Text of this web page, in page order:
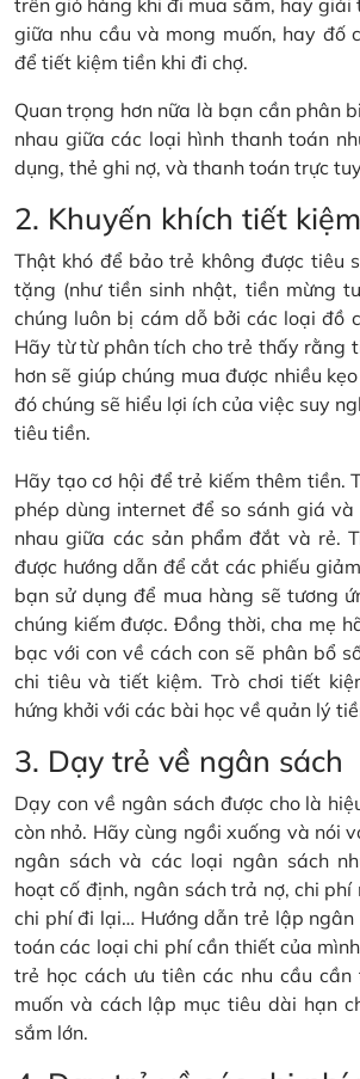
trên giỏ hàng khi đi mua sắm, hay giải
giữa nhu cầu và mong muốn, hay đố
để tiết kiệm tiền khi đi chợ.
Quan trọng hơn nữa là bạn cần phân
nhau giữa các loại hình thanh toán
dụng, thẻ ghi nợ, và thanh toán trực
2. Khuyến khích tiết kiệm
Thật khó để bảo trẻ không được tiêu
tặng (như tiền sinh nhật, tiền mừng
chúng luôn bị cám dỗ bởi các loại đồ
Hãy từ từ phân tích cho trẻ thấy rằng
hơn sẽ giúp chúng mua được nhiều
đó chúng sẽ hiểu lợi ích của việc suy
tiêu tiền.
Hãy tạo cơ hội để trẻ kiếm thêm tiền.
phép dùng internet để so sánh giá
nhau giữa các sản phẩm đắt và rẻ.
được hướng dẫn để cắt các phiếu
bạn sử dụng để mua hàng sẽ tương
chúng kiếm được. Đồng thời, cha mẹ
bạc với con về cách con sẽ phân bổ
chi tiêu và tiết kiệm. Trò chơi tiết
hứng khởi với các bài học về quản lý
3. Dạy trẻ về ngân sách
Dạy con về ngân sách được cho là
còn nhỏ. Hãy cùng ngồi xuống và nói
ngân sách và các loại ngân sách
hoạt cố định, ngân sách trả nợ, chi
chi phí đi lại… Hướng dẫn trẻ lập
toán các loại chi phí cần thiết của
trẻ học cách ưu tiên các nhu cầu
muốn và cách lập mục tiêu dài hạn
sắm lớn.